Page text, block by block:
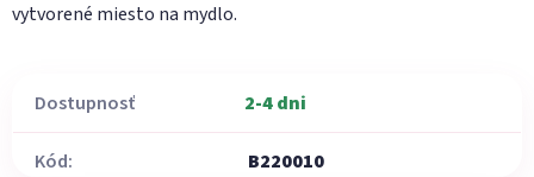
vytvorené miesto na mydlo.
Dostupnosť 2-4 dni
Kód: B220010